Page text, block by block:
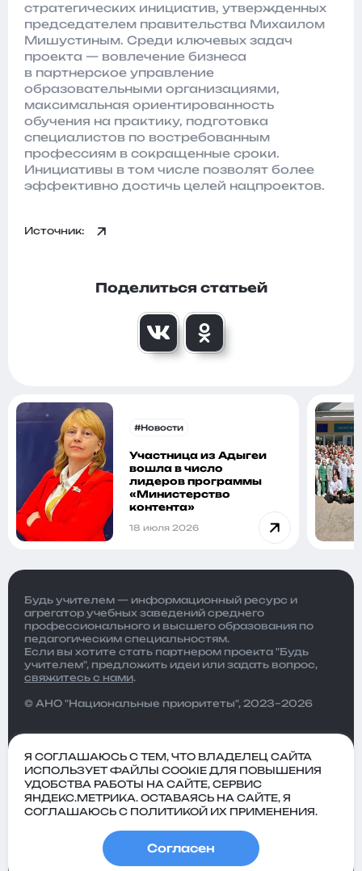
стратегических инициатив, утвержденных
председателем правительства Михаилом
Мишустиным. Среди ключевых задач
проекта — вовлечение бизнеса
в партнерское управление
образовательными организациями,
максимальная ориентированность
обучения на практику, подготовка
специалистов по востребованным
профессиям в сокращенные сроки.
Инициативы в том числе позволят более
эффективно достичь целей нацпроектов.
Источник:
Поделиться статьей
#Новости
Участница из Адыгеи
вошла в число
лидеров программы
«Министерство
контента»
18 июля 2026
Будь учителем — информационный ресурс и
агрегатор учебных заведений среднего
профессионального и высшего образования по
педагогическим специальностям.
Если вы хотите стать партнером проекта "Будь
учителем", предложить идеи или задать вопрос,
свяжитесь с нами.
© АНО "Национальные приоритеты", 2023–2026
конфиденциальности
Пользовательское
соглашение
Я СОГЛАШАЮСЬ С ТЕМ, ЧТО ВЛАДЕЛЕЦ САЙТА
ИСПОЛЬЗУЕТ ФАЙЛЫ COOKIE ДЛЯ ПОВЫШЕНИЯ
УДОБСТВА РАБОТЫ НА САЙТЕ, СЕРВИС
ЯНДЕКС.МЕТРИКА. ОСТАВАЯСЬ НА САЙТЕ, Я
СОГЛАШАЮСЬ С ПОЛИТИКОЙ ИХ ПРИМЕНЕНИЯ.
Согласен